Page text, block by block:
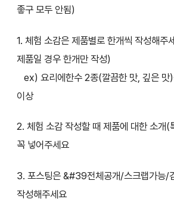
좋구 모두 안됨)
1. 체험 소감은 제품별로 한개씩 작성해주
제품일 경우 한개만 작성)
ex) 요리에한수 2종(깔끔한 맛, 깊은 맛
이상
2. 체험 소감 작성할 때 제품에 대한 소개(
꼭 넣어주세요
3. 포스팅은 &#39전체공개/스크랩가능/
작성해주세요